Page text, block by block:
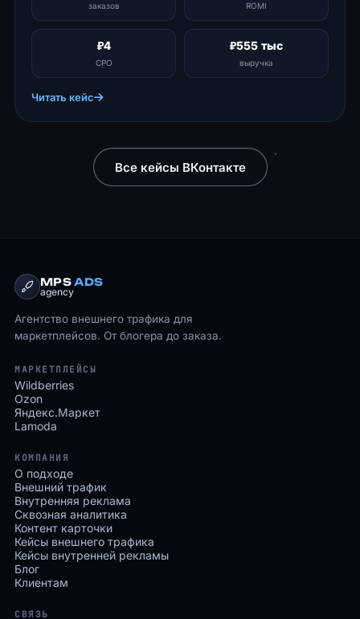
заказов ROMI
₽4
CPO
₽555 тыс
выручка
Читать кейс
Все кейсы ВКонтакте
MPSADS
agency
Агентство внешнего трафика для
маркетплейсов. От блогера до заказа.
МАРКЕТПЛЕЙСЫ
Wildberries
Ozon
Яндекс.Маркет
Lamoda
КОМПАНИЯ
О подходе
Внешний трафик
Внутренняя реклама
Сквозная аналитика
Контент карточки
Кейсы внешнего трафика
Кейсы внутренней рекламы
Блог
Клиентам
СВЯЗЬ